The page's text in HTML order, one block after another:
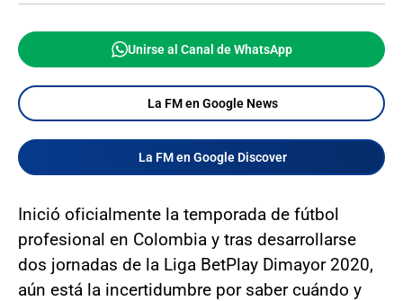
Unirse al Canal de WhatsApp
La FM en Google News
La FM en Google Discover
Inició oficialmente la temporada de fútbol
profesional en Colombia y tras desarrollarse
dos jornadas de la Liga BetPlay Dimayor 2020,
aún está la incertidumbre por saber cuándo y